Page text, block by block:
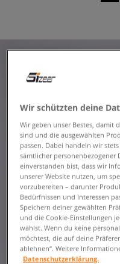
Wir schützten deine
Wir geben unser Bestes, damit
sind und die ausgewählten
passen. Dabei handeln wir
sämtlicher personenbezogener
einverstanden bist, dass wir
unserer Website nutzen, um
vorzubereiten – darunter
Bedürfnissen und Interessen
Speichern deiner gewählten
und die Cookie-Einstellungen
wählst. Wenn du keine
möchtest, die auf deine
ablehnen“. Weitere
Datenschutzerklärung.